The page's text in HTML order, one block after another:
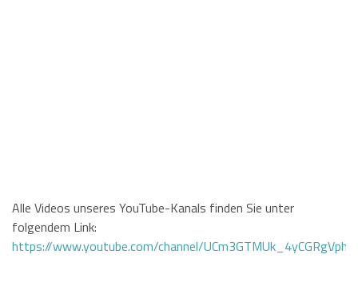
Alle Videos unseres YouTube-Kanals finden Sie unter
folgendem Link:
https://www.youtube.com/channel/